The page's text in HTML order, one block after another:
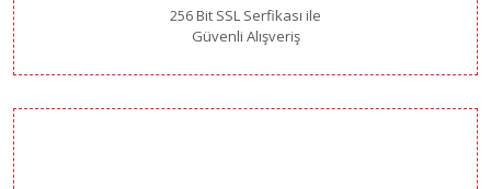
256 Bit SSL Serfikası ile
Güvenli Alışveriş